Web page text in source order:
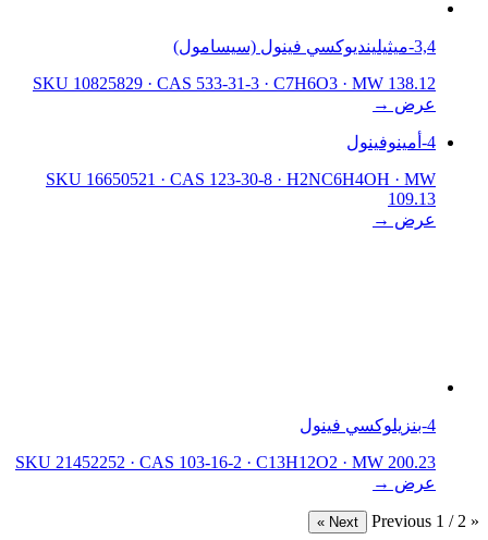
3,4-ميثيلينديوكسي فينول (سيسامول)
SKU 10825829 · CAS 533-31-3 · C7H6O3 · MW 138.12
عرض →
4-أمينوفينول
SKU 16650521 · CAS 123-30-8 · H2NC6H4OH · MW
109.13
عرض →
4-بنزيلوكسي فينول
SKU 21452252 · CAS 103-16-2 · C13H12O2 · MW 200.23
عرض →
« Previous
1 / 2
Next »